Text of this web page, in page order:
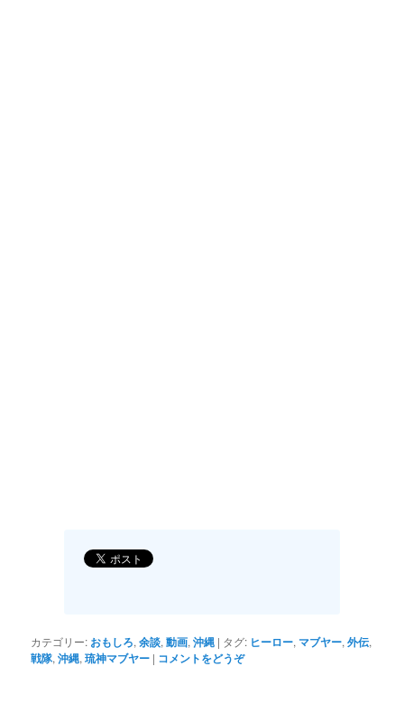
カテゴリー: おもしろ,余談,動画,沖縄 | タグ: ヒーロー, マブヤー,外伝,
戦隊,沖縄,琉神マブヤー | コメントをどうぞ